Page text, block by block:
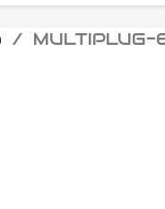
MULTIPLUG-